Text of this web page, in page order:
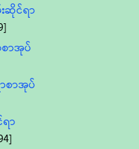
ဆိုင်ရာ
ာအုပ်
စာအုပ်
ာ